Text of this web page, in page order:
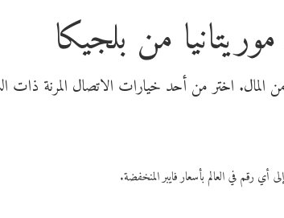
من بلجيكا